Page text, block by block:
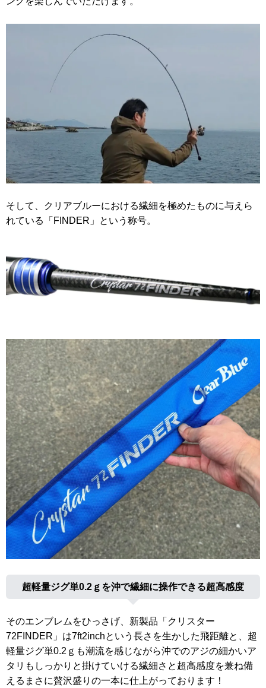
そして、クリアブルーにおける繊細を極めたものに与えら
れている「FINDER」という称号。
超軽量ジグ単0.2ｇを沖で繊細に操作できる超高感度
そのエンブレムをひっさげ、新製品「クリスター
72FINDER」は7ft2inchという長さを生かした飛距離と、超
軽量ジグ単0.2ｇも潮流を感じながら沖でのアジの細かいア
タリもしっかりと掛けていける繊細さと超高感度を兼ね備
えるまさに贅沢盛りの一本に仕上がっております！